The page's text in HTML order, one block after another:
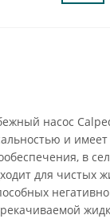
насос
и
в
для чистых